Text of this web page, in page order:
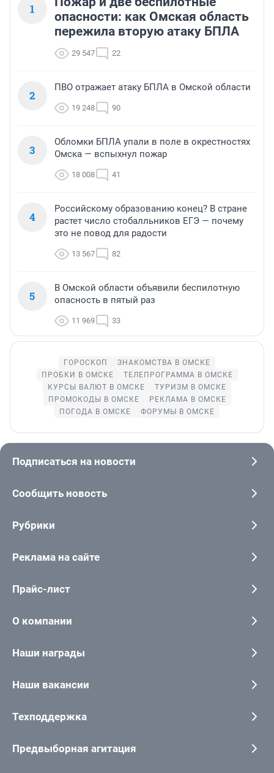
1
опасности: как Омская область
пережила вторую атаку БПЛА
29 547 22
2
ПВО отражает атаку БПЛА в Омской области
19 248 90
3
Обломки БПЛА упали в поле в окрестностях
Омска — вспыхнул пожар
18 008 41
4
Российскому образованию конец? В стране
растет число стобалльников ЕГЭ — почему
это не повод для радости
13 567 82
5
В Омской области объявили беспилотную
опасность в пятый раз
11 969 33
ГОРОСКОП
ЗНАКОМСТВА В ОМСКЕ
ПРОБКИ В ОМСКЕ
ТЕЛЕПРОГРАММА В ОМСКЕ
КУРСЫ ВАЛЮТ В ОМСКЕ
ТУРИЗМ В ОМСКЕ
ПРОМОКОДЫ В ОМСКЕ
РЕКЛАМА В ОМСКЕ
ПОГОДА В ОМСКЕ
ФОРУМЫ В ОМСКЕ
Подписаться на новости
Сообщить новость
Рубрики
Реклама на сайте
Прайс-лист
О компании
Наши награды
Наши вакансии
Техподдержка
Предвыборная агитация